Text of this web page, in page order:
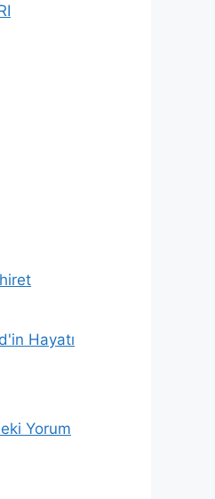
Hayatı
Yorum